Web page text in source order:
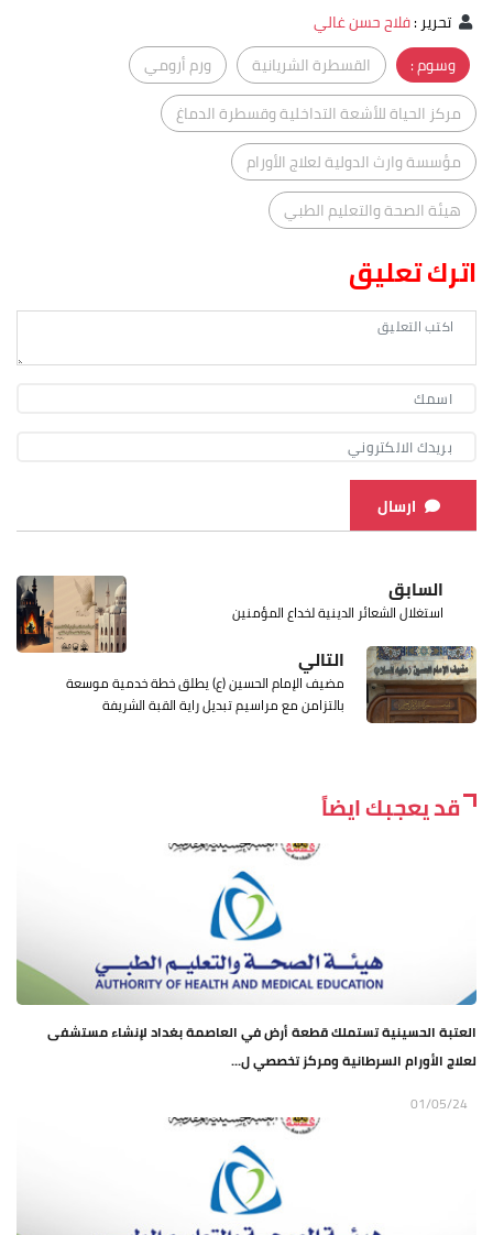
تحرير:فلاح حسن غالي
وسوم :
القسطرة الشريانية
ورم أرومي
مركز الحياة للأشعة التداخلية وقسطرة الدماغ
مؤسسة وارث الدولية لعلاج الأورام
هيئة الصحة والتعليم الطبي
اترك تعليق
ارسال
السابق
استغلال الشعائر الدينية لخداع المؤمنين
التالي
مضيف الإمام الحسين (ع) يطلق خطة خدمية موسعة
بالتزامن مع مراسيم تبديل راية القبة الشريفة
قد يعجبك ايضاً
العتبة الحسينية تستملك قطعة أرض في العاصمة بغداد لإنشاء مستشفى
لعلاج الأورام السرطانية ومركز تخصصي ل...
01/05/24